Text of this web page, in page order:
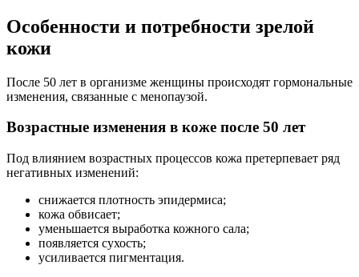
Особенности и потребности зрелой
кожи
После 50 лет в организме женщины происходят гормональные
изменения, связанные с менопаузой.
Возрастные изменения в коже после 50 лет
Под влиянием возрастных процессов кожа претерпевает ряд
негативных изменений:
снижается плотность эпидермиса;
кожа обвисает;
уменьшается выработка кожного сала;
появляется сухость;
усиливается пигментация.